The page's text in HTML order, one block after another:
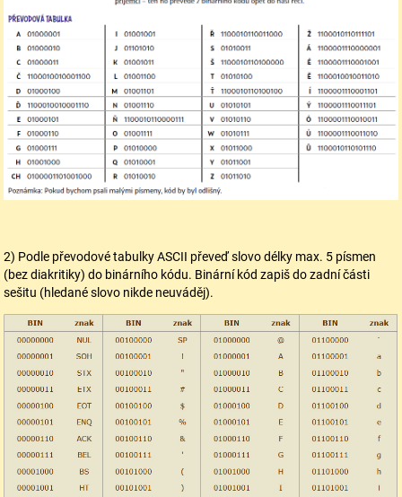
2) Podle převodové tabulky ASCII převeď slovo délky max. 5 písmen
(bez diakritiky) do binárního kódu. Binární kód zapiš do zadní části
sešitu (hledané slovo nikde neuváděj).